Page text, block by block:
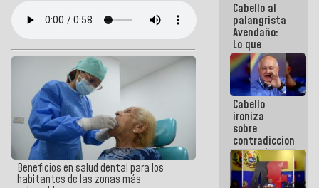
Beneficios en salud dental para los
habitantes de las zonas más
Cabello al
palangrista
Avendaño:
Lo que
vayas a
escribir
hazlo hoy
por que no
sabemos si
la semana
que viene
hay
programa
Cabello
ironiza
sobre
contradicciones
y mentiras
de María
Machado: